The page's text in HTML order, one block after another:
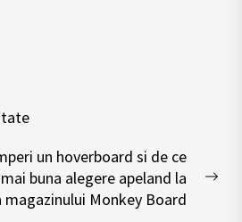
un hoverboard si de ce
buna alegere apeland la
Monkey Board